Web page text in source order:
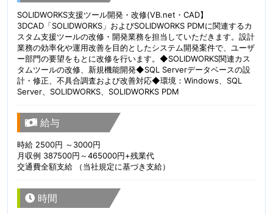
SOLIDWORKS支援ツール開発・改修(VB.net・CAD】
3DCAD「SOLIDWORKS」およびSOLIDWORKS PDMに関連するカ
スタム支援ツールの改修・開発業務を担当していただきます。設計
業務の効率化や運用改善を目的としたシステム開発案件で、ユーザ
ー部門の要望をもとに改修を行います。◆SOLIDWORKS関連カス
タムツールの改修、新規機能開発◆SQL Serverデータベースの設
計・修正、不具合調査および改善対応◆環境：Windows、SQL
Server、SOLIDWORKS、SOLIDWORKS PDM
給与
時給 2500円 ～3000円
月収例 387500円～465000円+残業代
交通費全額支給 （当社規定に基づき支給）
時間